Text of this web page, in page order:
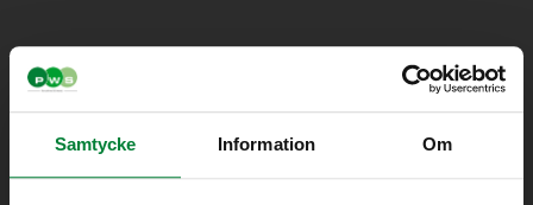
Samtycke Information Om